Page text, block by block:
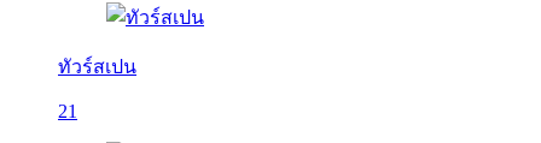
ทัวร์สเปน
21